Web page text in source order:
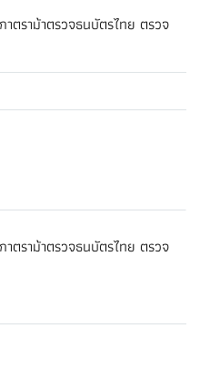
ตราม้าตรวจธนบัตรไทย ตรวจ
ตราม้าตรวจธนบัตรไทย ตรวจ